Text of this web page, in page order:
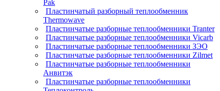
Pak
Пластинчатый разборный теплообменник
Thermowave
Пластинчатые разборные теплообменники Tranter
Пластинчатые разборные теплообменники Vicarb
Пластинчатые разборные теплообменники ЗЭО
Пластинчатые разборные теплообменники Zilmet
Пластинчатые разборные теплообменники
Анвитэк
Пластинчатые разборные теплообменники